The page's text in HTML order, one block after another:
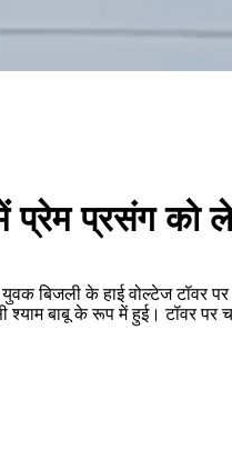
प्रसंग को
के हाई वोल्टेज टॉवर
बाबू के रूप में हुई। टॉवर पर